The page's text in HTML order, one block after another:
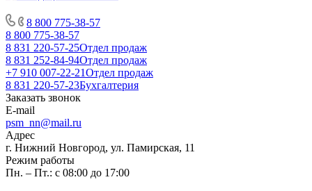
8 800 775-38-57
8 800 775-38-57
8 831 220-57-25Отдел продаж
8 831 252-84-94Отдел продаж
+7 910 007-22-21Отдел продаж
8 831 220-57-23Бухгалтерия
Заказать звонок
E-mail
psm_nn@mail.ru
Адрес
г. Нижний Новгород, ул. Памирская, 11
Режим работы
Пн. – Пт.: с 08:00 до 17:00